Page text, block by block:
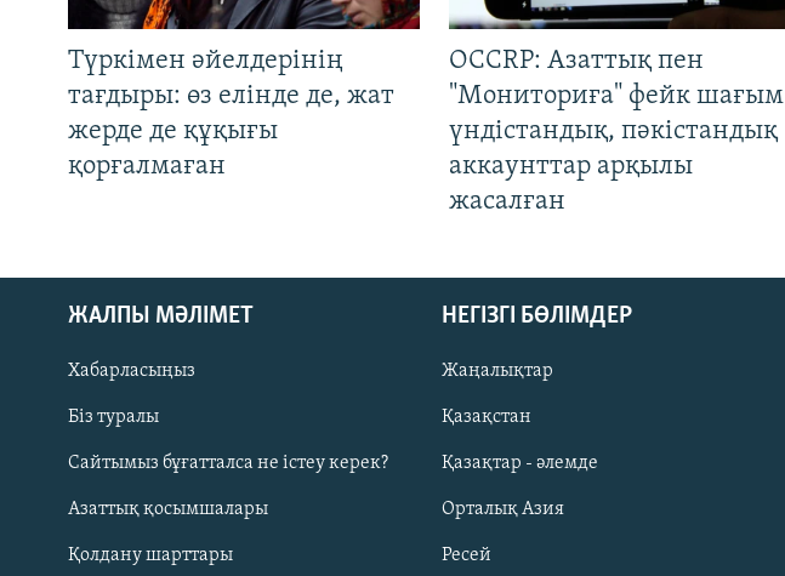
Русский
ЖАЗЫЛЫҢЫЗ
Түркімен әйелдерінің
тағдыры: өз елінде де, жат
жерде де құқығы
қорғалмаған
OCCRP: Азаттық пен
"Мониториға" фейк шағым
үндістандық, пәкістандық
аккаунттар арқылы
жасалған
ЖАЛПЫ МӘЛІМЕТ
Хабарласыңыз
Біз туралы
Сайтымыз бұғатталса не істеу керек?
Азаттық қосымшалары
Қолдану шарттары
НЕГІЗГІ БӨЛІМДЕР
Жаңалықтар
Қазақстан
Қазақтар - әлемде
Орталық Азия
Ресей